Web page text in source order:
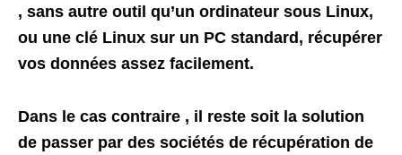
, sans autre outil qu’un ordinateur sous Linux,
ou une clé Linux sur un PC standard, récupérer
vos données assez facilement.
Dans le cas contraire , il reste soit la solution
de passer par des sociétés de récupération de